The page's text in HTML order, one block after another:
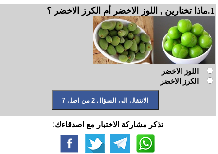
1.ماذا تختارين , اللوز الاخضر أم الكرز الاخضر ؟
اللوز الاخضر
الكرز الاخضر
تذكر مشاركة الاختبار مع اصدقاءك!